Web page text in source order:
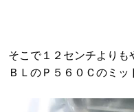
そこで１２センチよりも
ＢＬのＰ５６０Ｃのミッ